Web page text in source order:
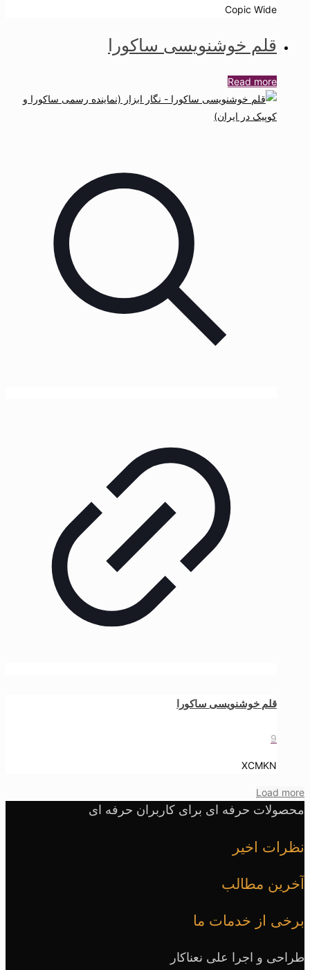
Copic Wide
قلم خوشنویسی ساکورا
Read more
قلم خوشنویسی ساکورا
9
XCMKN
Load more
محصولات حرفه ای برای کاربران حرفه ای
نظرات اخیر
آخرین مطالب
برخی از خدمات ما
طراحی و اجرا علی نعناکار